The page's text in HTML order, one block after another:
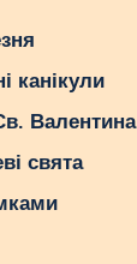
канікули
Валентина
свята